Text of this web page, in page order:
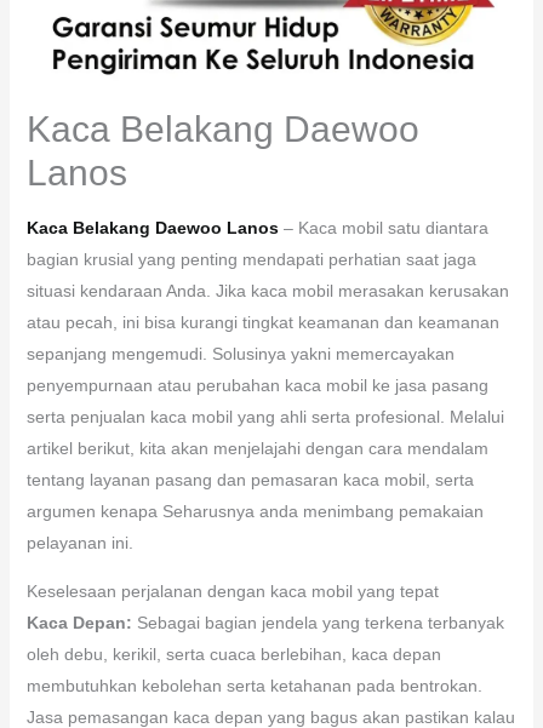
Kaca Belakang Daewoo
Lanos
Kaca Belakang Daewoo Lanos – Kaca mobil satu diantara
bagian krusial yang penting mendapati perhatian saat jaga
situasi kendaraan Anda. Jika kaca mobil merasakan kerusakan
atau pecah, ini bisa kurangi tingkat keamanan dan keamanan
sepanjang mengemudi. Solusinya yakni memercayakan
penyempurnaan atau perubahan kaca mobil ke jasa pasang
serta penjualan kaca mobil yang ahli serta profesional. Melalui
artikel berikut, kita akan menjelajahi dengan cara mendalam
tentang layanan pasang dan pemasaran kaca mobil, serta
argumen kenapa Seharusnya anda menimbang pemakaian
pelayanan ini.
Keselesaan perjalanan dengan kaca mobil yang tepat
Kaca Depan: Sebagai bagian jendela yang terkena terbanyak
oleh debu, kerikil, serta cuaca berlebihan, kaca depan
membutuhkan kebolehan serta ketahanan pada bentrokan.
Jasa pemasangan kaca depan yang bagus akan pastikan kalau